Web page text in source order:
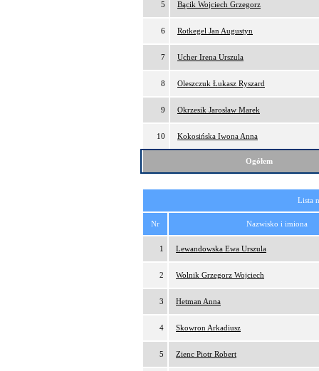
5 Bącik Wojciech Grzegorz
6 Rotkegel Jan Augustyn
7 Ucher Irena Urszula
8 Oleszczuk Łukasz Ryszard
9 Okrzesik Jarosław Marek
10 Kokosińska Iwona Anna
Ogółem
Lista
Nr Nazwisko i imiona
1 Lewandowska Ewa Urszula
2 Wolnik Grzegorz Wojciech
3 Hetman Anna
4 Skowron Arkadiusz
5 Zienc Piotr Robert